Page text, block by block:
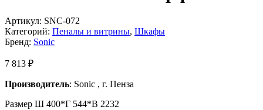
Артикул: SNC-072
Категорий: Пеналы и витрины, Шкафы
Бренд: Sonic
7 813 ₽
Производитель: Sonic , г. Пенза
Размер Ш 400*Г 544*В 2232